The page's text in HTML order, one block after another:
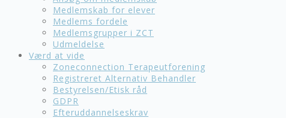
Medlemskab for elever
Medlems fordele
Medlemsgrupper i ZCT
Udmeldelse
Værd at vide
Zoneconnection Terapeutforening
Registreret Alternativ Behandler
Bestyrelsen/Etisk råd
GDPR
Efteruddannelseskrav